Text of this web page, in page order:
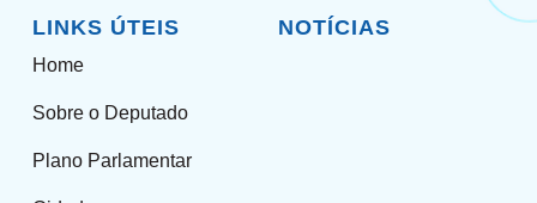
LINKS ÚTEIS
Home
Sobre o Deputado
Plano Parlamentar
NOTÍCIAS